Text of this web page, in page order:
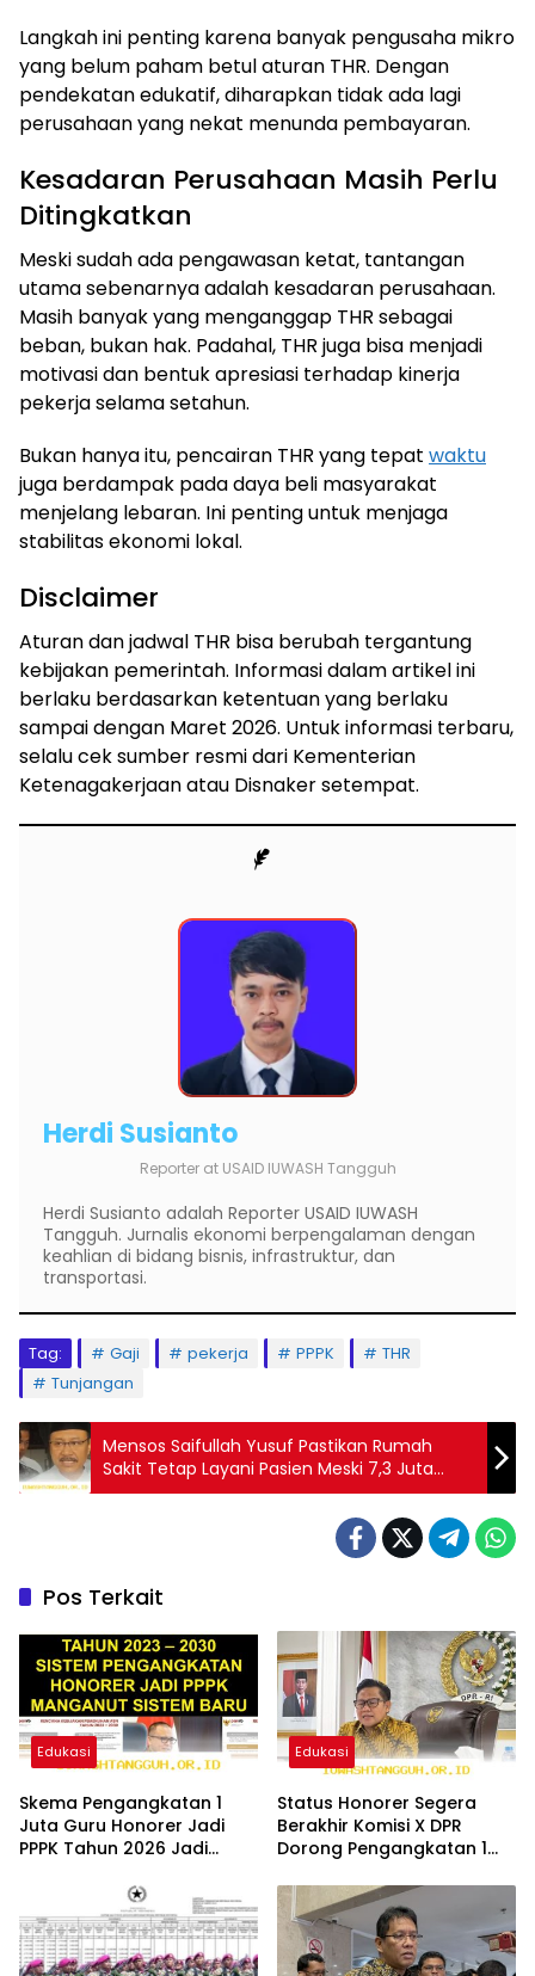
Langkah ini penting karena banyak pengusaha mikro
yang belum paham betul aturan THR. Dengan
pendekatan edukatif, diharapkan tidak ada lagi
perusahaan yang nekat menunda pembayaran.
Kesadaran Perusahaan Masih Perlu
Ditingkatkan
Meski sudah ada pengawasan ketat, tantangan
utama sebenarnya adalah kesadaran perusahaan.
Masih banyak yang menganggap THR sebagai
beban, bukan hak. Padahal, THR juga bisa menjadi
motivasi dan bentuk apresiasi terhadap kinerja
pekerja selama setahun.
Bukan hanya itu, pencairan THR yang tepat waktu
juga berdampak pada daya beli masyarakat
menjelang lebaran. Ini penting untuk menjaga
stabilitas ekonomi lokal.
Disclaimer
Aturan dan jadwal THR bisa berubah tergantung
kebijakan pemerintah. Informasi dalam artikel ini
berlaku berdasarkan ketentuan yang berlaku
sampai dengan Maret 2026. Untuk informasi terbaru,
selalu cek sumber resmi dari Kementerian
Ketenagakerjaan atau Disnaker setempat.
Herdi Susianto
Reporter at USAID IUWASH Tangguh
Herdi Susianto adalah Reporter USAID IUWASH
Tangguh. Jurnalis ekonomi berpengalaman dengan
keahlian di bidang bisnis, infrastruktur, dan
transportasi.
Tag: Gaji pekerja PPPK
THR
Tunjangan
Mensos Saifullah Yusuf Pastikan Rumah
Sakit Tetap Layani Pasien Meski 7,3 Juta
Peserta BPJS PBI JKN Dinonaktifkan
Pos Terkait
Edukasi
Skema Pengangkatan 1
Juta Guru Honorer Jadi
PPPK Tahun 2026 Jadi
Edukasi
Status Honorer Segera
Berakhir Komisi X DPR
Dorong Pengangkatan 1